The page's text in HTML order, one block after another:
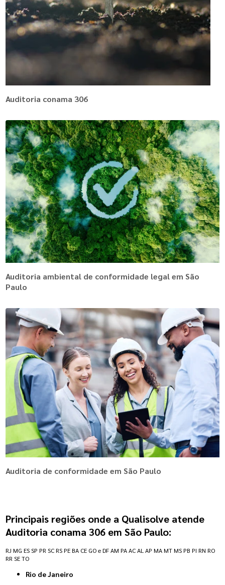
Auditoria conama 306
Auditoria ambiental de conformidade legal em São
Paulo
Auditoria de conformidade em São Paulo
Principais regiões onde a Qualisolve atende
Auditoria conama 306 em São Paulo:
RJ MG ES SP PR SC RS PE BA CE GO e DF AM PA AC AL AP MA MT MS PB PI RN RO
RR SE TO
Rio de Janeiro